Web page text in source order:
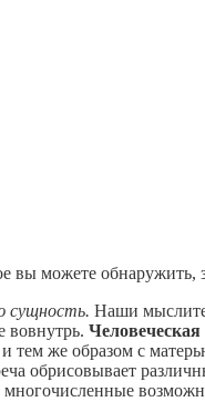
можете обнаружить,
сущность. Наши
вовнутрь. Человеческая
тем же образом с
обрисовывает